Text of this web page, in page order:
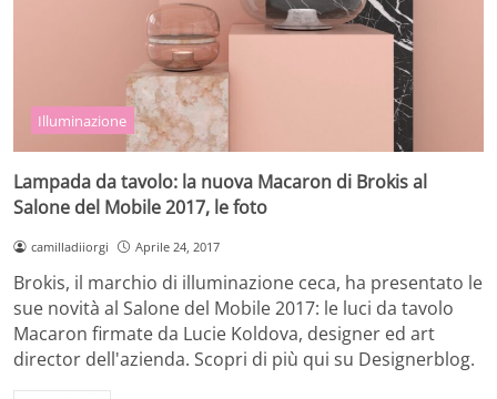
Illuminazione
Lampada da tavolo: la nuova Macaron di Brokis al
Salone del Mobile 2017, le foto
camilladiiorgi Aprile 24, 2017
Brokis, il marchio di illuminazione ceca, ha presentato le
sue novità al Salone del Mobile 2017: le luci da tavolo
Macaron firmate da Lucie Koldova, designer ed art
director dell'azienda. Scopri di più qui su Designerblog.